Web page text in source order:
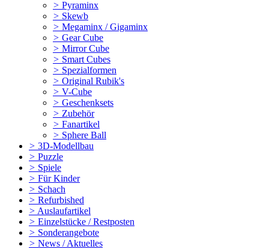
> Pyraminx
> Skewb
> Megaminx / Gigaminx
> Gear Cube
> Mirror Cube
> Smart Cubes
> Spezialformen
> Original Rubik's
> V-Cube
> Geschenksets
> Zubehör
> Fanartikel
> Sphere Ball
> 3D-Modellbau
> Puzzle
> Spiele
> Für Kinder
> Schach
> Refurbished
> Auslaufartikel
> Einzelstücke / Restposten
> Sonderangebote
> News / Aktuelles